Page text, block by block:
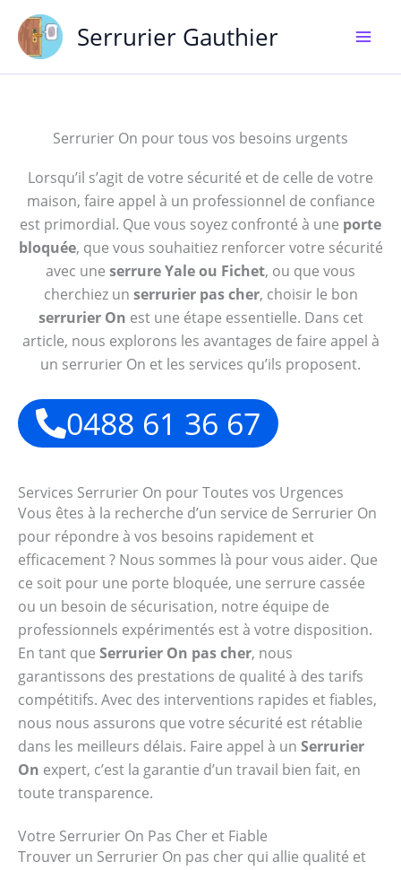
contenu
Serrurier Gauthier
Serrurier On pour tous vos besoins urgents
Lorsqu’il s’agit de votre sécurité et de celle de votre
maison, faire appel à un professionnel de confiance
est primordial. Que vous soyez confronté à une porte
bloquée, que vous souhaitiez renforcer votre sécurité
avec une serrure Yale ou Fichet, ou que vous
cherchiez un serrurier pas cher, choisir le bon
serrurier On est une étape essentielle. Dans cet
article, nous explorons les avantages de faire appel à
un serrurier On et les services qu’ils proposent.
0488 61 36 67
Services Serrurier On pour Toutes vos Urgences
Vous êtes à la recherche d’un service de Serrurier On
pour répondre à vos besoins rapidement et
efficacement ? Nous sommes là pour vous aider. Que
ce soit pour une porte bloquée, une serrure cassée
ou un besoin de sécurisation, notre équipe de
professionnels expérimentés est à votre disposition.
En tant que Serrurier On pas cher, nous
garantissons des prestations de qualité à des tarifs
compétitifs. Avec des interventions rapides et fiables,
nous nous assurons que votre sécurité est rétablie
dans les meilleurs délais. Faire appel à un Serrurier
On expert, c’est la garantie d’un travail bien fait, en
toute transparence.
Votre Serrurier On Pas Cher et Fiable
Trouver un Serrurier On pas cher qui allie qualité et